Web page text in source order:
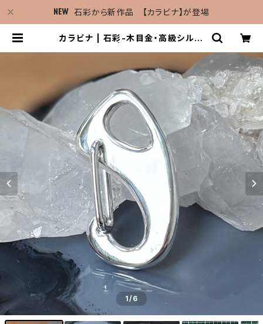
石彩から新作品 【カラビナ】が登場
カラビナ | 石彩-木目金・高級シルバ
1/6